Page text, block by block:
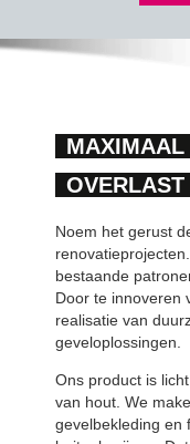
MAXIMAAL
OVERLAST
Noem het gerust
bestaande
Door te innoveren
realisatie van
geveloplossingen.
Ons product is
van hout. We
gevelbekleding en